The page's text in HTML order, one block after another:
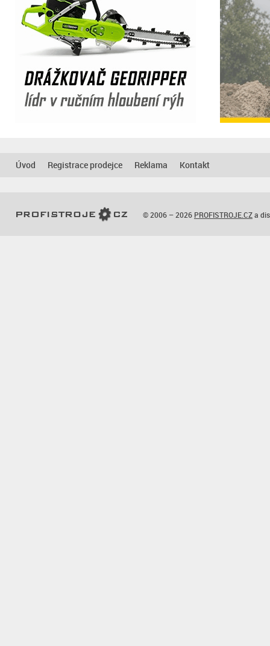
Úvod Registrace prodejce Reklama Kontakt
© 2006 – 2026 PROFISTROJE.CZa